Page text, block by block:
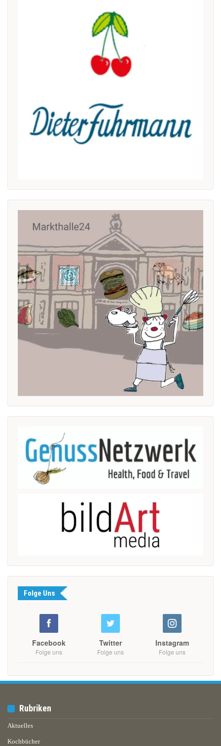
Folge Uns
Facebook
Folge uns
Twitter
Folge uns
Instagram
Folge uns
Rubriken
Aktuelles
Kochbücher